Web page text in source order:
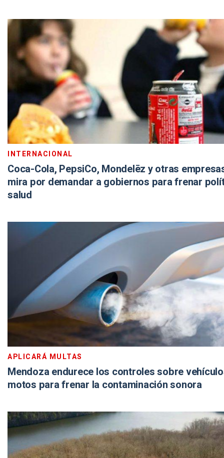
INTERNACIONAL
Coca-Cola, PepsiCo, Mondelēz y otras
mira por demandar a gobiernos para frenar
salud
APLICARÁ MULTAS
Mendoza endurece los controles sobre
motos para frenar la contaminación sonora